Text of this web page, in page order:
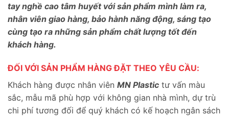
tay nghề cao tâm huyết với sản phẩm mình làm ra,
nhân viên giao hàng, bảo hành năng động, sáng tạo
cùng tạo ra những sản phẩm chất lượng tốt đến
khách hàng.
ĐỐI VỚI SẢN PHẨM HÀNG ĐẶT THEO YÊU CẦU:
Khách hàng được nhân viên MN Plastic tư vấn màu
sắc, mẫu mã phù hợp với không gian nhà mình, dự trù
chi phí tương đối để quý khách có kế hoạch ngân sách